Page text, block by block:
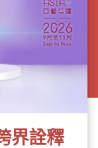
界詮釋